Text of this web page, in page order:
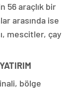
56 araçlık bir
arasında ise
mescitler, çay
bölge